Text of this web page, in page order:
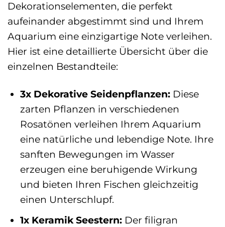
Dekorationselementen, die perfekt
aufeinander abgestimmt sind und Ihrem
Aquarium eine einzigartige Note verleihen.
Hier ist eine detaillierte Übersicht über die
einzelnen Bestandteile:
3x Dekorative Seidenpflanzen:Diese
zarten Pflanzen in verschiedenen
Rosatönen verleihen Ihrem Aquarium
eine natürliche und lebendige Note. Ihre
sanften Bewegungen im Wasser
erzeugen eine beruhigende Wirkung
und bieten Ihren Fischen gleichzeitig
einen Unterschlupf.
1x Keramik Seestern:Der filigran